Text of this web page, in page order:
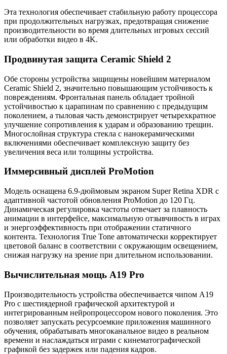
Эта технология обеспечивает стабильную работу процессора
при продолжительных нагрузках, предотвращая снижение
производительности во время длительных игровых сессий
или обработки видео в 4K.
Продвинутая защита Ceramic Shield 2
Обе стороны устройства защищены новейшим материалом
Ceramic Shield 2, значительно повышающим устойчивость к
повреждениям. Фронтальная панель обладает тройной
устойчивостью к царапинам по сравнению с предыдущим
поколением, а тыловая часть демонстрирует четырехкратное
улучшение сопротивления к ударам и образованию трещин.
Многослойная структура стекла с нанокерамическими
включениями обеспечивает комплексную защиту без
увеличения веса или толщины устройства.
Иммерсивный дисплей ProMotion
Модель оснащена 6.9-дюймовым экраном Super Retina XDR с
адаптивной частотой обновления ProMotion до 120 Гц.
Динамическая регулировка частоты отвечает за плавность
анимации в интерфейсе, максимальную отзывчивость в играх
и энергоэффективность при отображении статичного
контента. Технология True Tone автоматически корректирует
цветовой баланс в соответствии с окружающим освещением,
снижая нагрузку на зрение при длительном использовании.
Вычислительная мощь A19 Pro
Производительность устройства обеспечивается чипом A19
Pro с шестиядерной графической архитектурой и
интегрированным нейропроцессором нового поколения. Это
позволяет запускать ресурсоемкие приложения машинного
обучения, обрабатывать многоканальное видео в реальном
времени и наслаждаться играми с кинематографической
графикой без задержек или падения кадров.